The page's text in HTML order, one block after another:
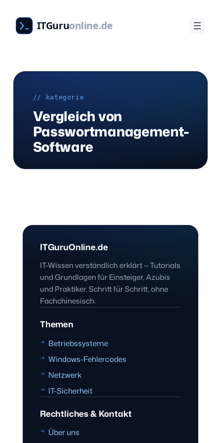
Inhalt
springen
ITGuruonline.de
// kategorie
Vergleich von
Passwortmanagement-
Software
ITGuruOnline.de
IT-Wissen verständlich erklärt — Tutorials
und Grundlagen für Einsteiger, Azubis
und Praktiker. Schritt für Schritt, ohne
Fachchinesisch.
Themen
Betriebssysteme
Windows-Fehlercodes
Netzwerk
IT-Sicherheit
Rechtliches & Kontakt
Über uns